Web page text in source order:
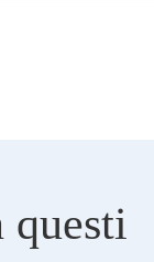
questi